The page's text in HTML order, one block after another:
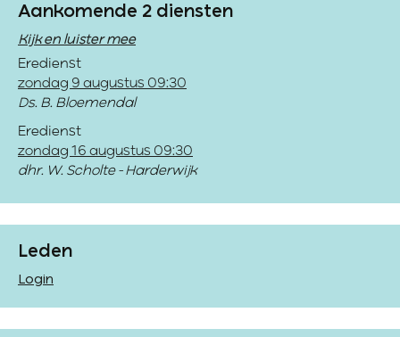
Aankomende 2 diensten
Kijk en luister mee
Eredienst
zondag 9 augustus 09:30
Ds. B. Bloemendal
Eredienst
zondag 16 augustus 09:30
dhr. W. Scholte - Harderwijk
Leden
Login